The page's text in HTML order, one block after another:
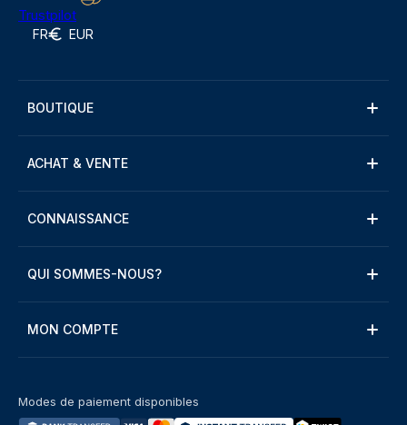
Trustpilot
FR EUR
BOUTIQUE
ACHAT & VENTE
CONNAISSANCE
QUI SOMMES-NOUS?
MON COMPTE
Modes de paiement disponibles